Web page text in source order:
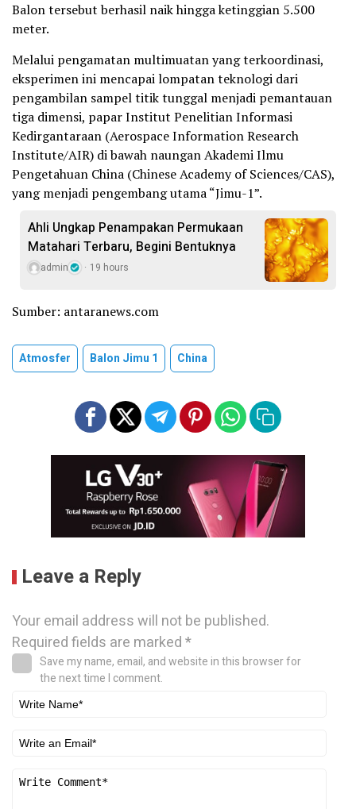
Balon tersebut berhasil naik hingga ketinggian 5.500
meter.
Melalui pengamatan multimuatan yang terkoordinasi,
eksperimen ini mencapai lompatan teknologi dari
pengambilan sampel titik tunggal menjadi pemantauan
tiga dimensi, papar Institut Penelitian Informasi
Kedirgantaraan (Aerospace Information Research
Institute/AIR) di bawah naungan Akademi Ilmu
Pengetahuan China (Chinese Academy of Sciences/CAS),
yang menjadi pengembang utama “Jimu-1”.
Ahli Ungkap Penampakan Permukaan
Matahari Terbaru, Begini Bentuknya
admin 19 hours
Sumber: antaranews.com
Atmosfer Balon Jimu 1 China
Leave a Reply
Your email address will not be published.
Required fields are marked*
Save my name, email, and website in this browser for
the next time I comment.